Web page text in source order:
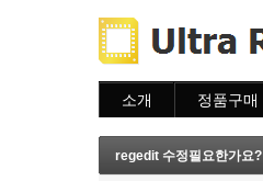
소개 정품구매
주문조회
이용안내
regedit 수정필요한가요?